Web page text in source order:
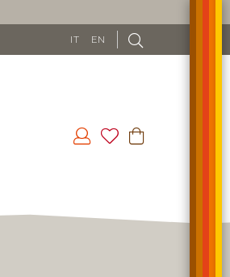
IT EN